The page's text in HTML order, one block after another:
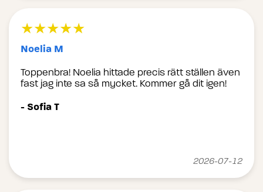
★★★★★
Noelia M
Toppenbra! Noelia hittade precis rätt ställen även
fast jag inte sa så mycket. Kommer gå dit igen!
- Sofia T
2026-07-12